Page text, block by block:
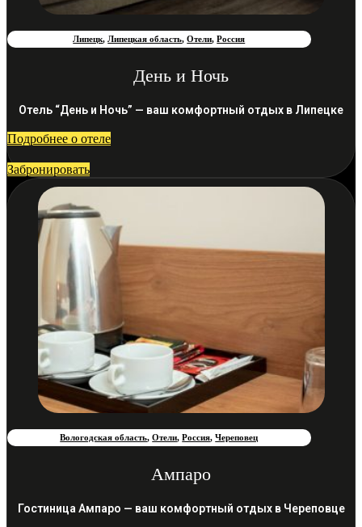
Липецк,Липецкая область,Отели,Россия
День и Ночь
Отель “День и Ночь” — ваш комфортный отдых в Липецке
Подробнее о отеле
Забронировать
Вологодская область,Отели,Россия,Череповец
Ампаро
Гостиница Ампаро — ваш комфортный отдых в Череповце